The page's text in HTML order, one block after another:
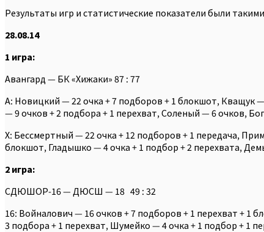
Результаты игр и статистические показатели были
28.08.14
1 игра:
Авангард — БК «Хижаки» 87 : 77
А: Новицкий — 22 очка + 7 подборов + 1 блокшот, Кващук
— 9 очков + 2 подбора + 1 перехват, Соленый — 6 очков,
Х: Бессмертный — 22 очка + 12 подборов + 1 передача,
блокшот, Гладышко — 4 очка + 1 подбор + 2 перехвата,
2 игра:
СДЮШОР-16 — ДЮСШ — 18 49 : 32
16: Войналович — 16 очков + 7 подборов + 1 перехват + 1
3 подбора + 1 перехват, Шумейко — 4 очка + 1 подбор + 1